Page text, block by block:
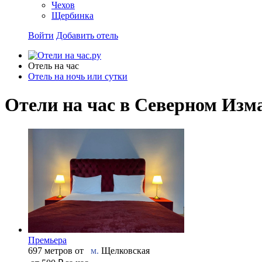
Чехов
Щербинка
Войти Добавить отель
Отель на час
Отель на ночь или сутки
Отели на час в Северном
Премьера
697 метров от
м. Щелковская